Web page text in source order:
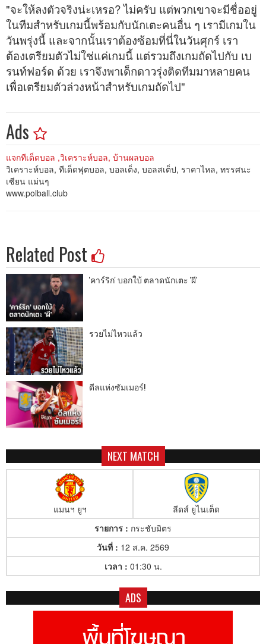
"จะให้ลงตัวจริงน่ะเหรอ? ไม่ครับ แต่พวกเขาจะมีชื่ออยู่
ในทีมสำหรับเกมนี้พร้อมกับนักเตะคนอื่น ๆ เรามีเกมใน
วันพรุ่งนี้ และจากนั้นเราต้องซ้อมที่นี่ในวันศุกร์ เรา
ต้องเตรียมตัวไม่ใช่แค่เกมนี้ แต่รวมถึงเกมถัดไปกับ เบ
รนท์ฟอร์ด ด้วย เราจึงพาเด็กดาวรุ่งติดทีมมาหลายคน
เพื่อเตรียมตัวล่วงหน้าสำหรับเกมถัดไป"
Ads
แจกทีเด็ดบอล ,วิเคราะห์บอล, บ้านผลบอล
วิเคราะห์บอล, ทีเด็ดฟุตบอล, บอลเต็ง, บอลสเต็ป, ราคาไหล, ทรรศนะ
เซียน แม่นๆ
www.polball.club
Related Post
'คาร์ริก' บอกใบ้ ตลาดนักเตะ 'ผี'
รวยไม่ไหวแล้ว
ดีลแห่งซัมเมอร์!
NEXT MATCH
แมนฯ ยูฯ
ลีดส์ ยูไนเต็ด
รายการ : กระชับมิตร
วันที่ : 12 ส.ค. 2569
เวลา : 01:30 น.
ADS